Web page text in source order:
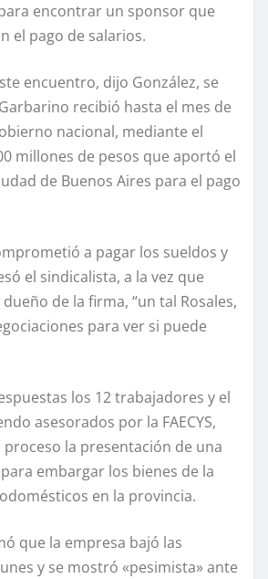
encontrar un sponsor que
el pago de salarios.
encuentro, dijo González, se
recibió hasta el mes de
nacional, mediante el
millones de pesos que aportó el
de Buenos Aires para el pago
a pagar los sueldos y
el sindicalista, a la vez que
de la firma, “un tal Rosales,
para ver si puede
los 12 trabajadores y el
asesorados por la FAECYS,
la presentación de una
embargar los bienes de la
en la provincia.
que la empresa bajó las
y se mostró «pesimista» ante